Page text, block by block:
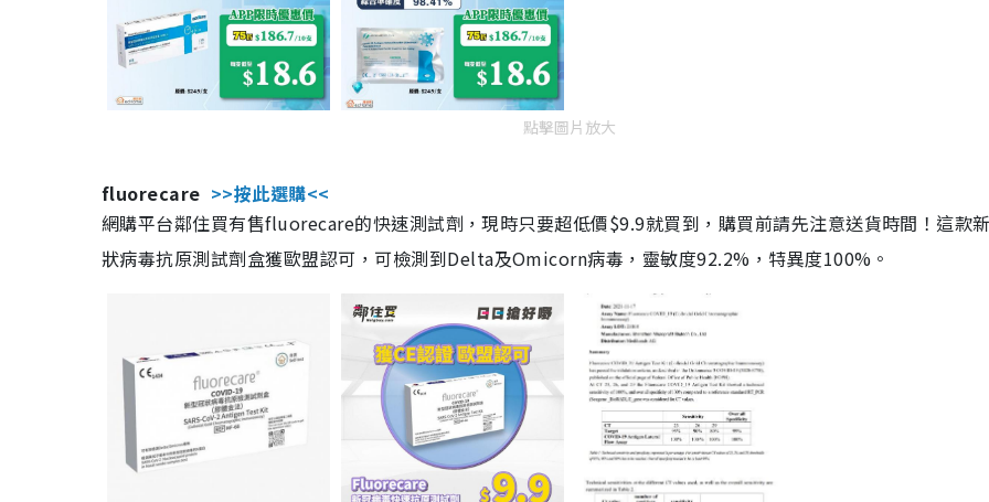
點擊圖片放大
fluorecare >>按此選購<<
網購平台鄰住買有售fluorecare的快速測試劑，現時只要超低價$9.9就買到，購買前請先注意送貨時間！這款
狀病毒抗原測試劑盒獲歐盟認可，可檢測到Delta及Omicorn病毒，靈敏度92.2%，特異度100%。